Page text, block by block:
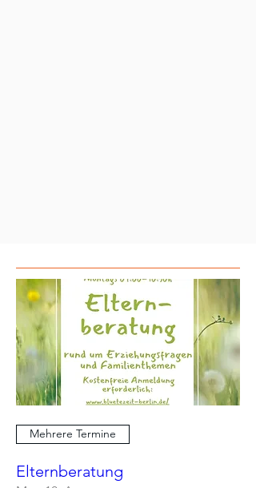
Mehrere Termine
Elternberatung